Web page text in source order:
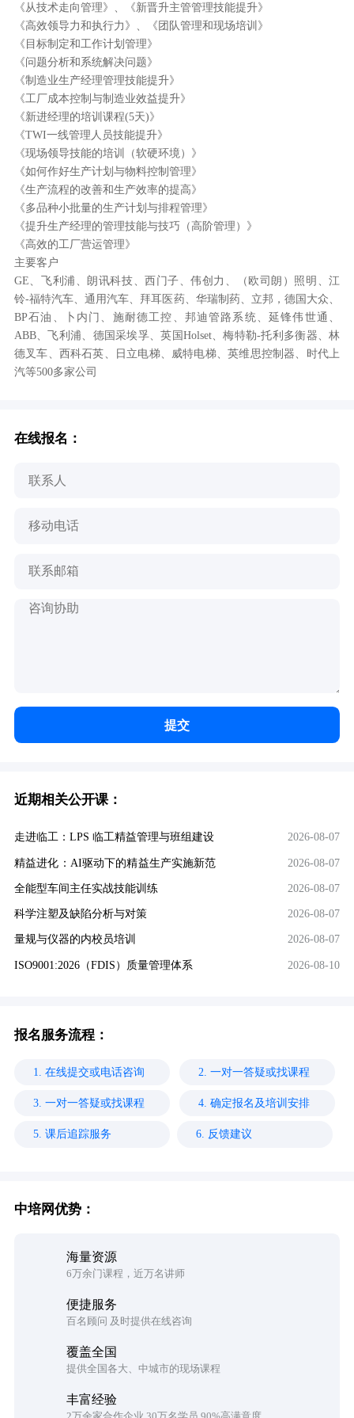
《从技术走向管理》、《新晋升主管管理技能提升》
《高效领导力和执行力》、《团队管理和现场培训》
《目标制定和工作计划管理》
《问题分析和系统解决问题》
《制造业生产经理管理技能提升》
《工厂成本控制与制造业效益提升》
《新进经理的培训课程(5天)》
《TWI一线管理人员技能提升》
《现场领导技能的培训（软硬环境）》
《如何作好生产计划与物料控制管理》
《生产流程的改善和生产效率的提高》
《多品种小批量的生产计划与排程管理》
《提升生产经理的管理技能与技巧（高阶管理）》
《高效的工厂营运管理》
主要客户
GE、飞利浦、朗讯科技、西门子、伟创力、（欧司朗）照明、江
铃-福特汽车、通用汽车、拜耳医药、华瑞制药、立邦，德国大众、
BP石油、卜内门、施耐德工控、邦迪管路系统、延锋伟世通、
ABB、飞利浦、德国采埃孚、英国Holset、梅特勒-托利多衡器、林
德叉车、西科石英、日立电梯、威特电梯、英维思控制器、时代上
汽等500多家公司
在线报名：
提交
近期相关公开课：
走进临工：LPS 临工精益管理与班组建设 2026-08-07
精益进化：AI驱动下的精益生产实施新范
式
2026-08-07
全能型车间主任实战技能训练 2026-08-07
科学注塑及缺陷分析与对策 2026-08-07
量规与仪器的内校员培训 2026-08-07
ISO9001:2026（FDIS）质量管理体系 2026-08-10
报名服务流程：
1. 在线提交或电话咨询 2. 一对一答疑或找课程
3. 一对一答疑或找课程 4. 确定报名及培训安排
5. 课后追踪服务 6. 反馈建议
中培网优势：
海量资源
6万余门课程，近万名讲师
便捷服务
百名顾问 及时提供在线咨询
覆盖全国
提供全国各大、中城市的现场课程
丰富经验